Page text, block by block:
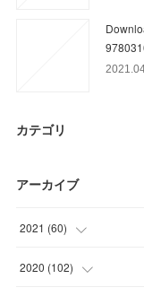
カテゴリ
アーカイブ
2021 (60)
(12
2020 (102)